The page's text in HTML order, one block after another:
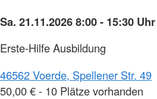
Sa. 21.11.2026 8:00 - 15:30 Uhr
Erste-Hilfe Ausbildung
46562 Voerde, Spellener Str. 49
50,00 € - 10 Plätze vorhanden